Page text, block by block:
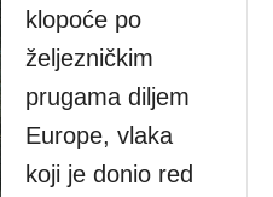
klopoće po
željezničkim
prugama diljem
Europe, vlaka
koji je donio red